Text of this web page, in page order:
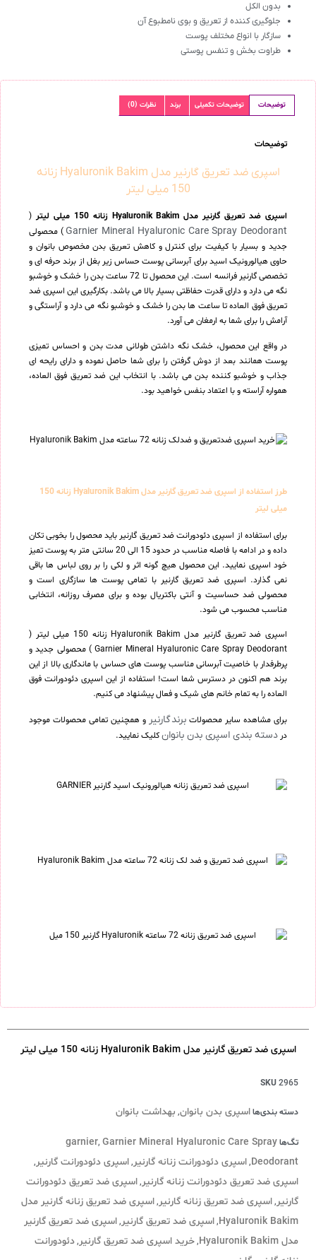
بدون الکل
جلوگیری کننده از تعریق و بوی نامطبوع آن
سازگار با انواع مختلف پوست
طراوت بخش و تنفس پوستی
توضیحات توضیحات تکمیلی برند نظرات (0)
توضیحات
اسپری ضد تعریق گارنیر مدل Hyaluronik Bakim زنانه
150 میلی لیتر
اسپری ضد تعریق گارنیر مدل Hyaluronik Bakim زنانه 150 میلی لیتر (
Garnier Mineral Hyaluronic Care Spray Deodorant) محصولی
جدید و بسیار با کیفیت برای کنترل و کاهش تعریق بدن مخصوص بانوان و
حاوی هیالورونیک اسید برای آبرسانی پوست حساس زیر بغل از برند حرفه ای و
تخصصی گارنیر فرانسه است. این محصول تا 72 ساعت بدن را خشک و خوشبو
نگه می دارد و دارای قدرت حفاظتی بسیار بالا می باشد. بکارگیری این اسپری ضد
تعریق فوق العاده تا ساعت ها بدن را خشک و خوشبو نگه می دارد و آراستگی و
آرامش را برای شما به ارمغان می آورد.
در واقع این محصول، خشک نگه داشتن طولانی مدت بدن و احساس تمیزی
پوست همانند بعد از دوش گرفتن را برای شما حاصل نموده و دارای رایحه ای
جذاب و خوشبو کننده بدن می باشد. با انتخاب این ضد تعریق فوق العاده،
همواره آراسته و با اعتماد بنفس خواهید بود.
طرز استفاده از اسپری ضد تعریق گارنیر مدل Hyaluronik Bakim زنانه 150
میلی لیتر
برای استفاده از اسپری دئودورانت ضد تعریق گارنیر باید محصول را بخوبی تکان
داده و در ادامه با فاصله مناسب در حدود 15 الی 20 سانتی متر به پوست تمیز
خود اسپری نمایید. این محصول هیچ گونه اثر و لکی را بر روی لباس ها باقی
نمی گذارد. اسپری ضد تعریق گارنیر با تمامی پوست ها سازگاری است و
محصولی ضد حساسیت و آنتی باکتریال بوده و برای مصرف روزانه، انتخابی
مناسب محسوب می شود.
اسپری ضد تعریق گارنیر مدل Hyaluronik Bakim زنانه 150 میلی لیتر (
Garnier Mineral Hyaluronic Care Spray Deodorant ) محصولی جدید و
پرطرفدار با خاصیت آبرسانی مناسب پوست های حساس با ماندگاری بالا از این
برند هم اکنون در دسترس شما است! استفاده از این اسپری دئودورانت فوق
العاده را به تمام خانم های شیک و فعال پیشنهاد می کنیم.
برای مشاهده سایر محصولات برند گارنیر و همچنین تمامی محصولات موجود
در دسته بندی اسپری بدن بانوانکلیک نمایید.
اسپری ضد تعریق گارنیر مدل Hyaluronik Bakim زنانه 150 میلی لیتر
SKU2965
دسته بندی‌هااسپری بدن بانوان, بهداشت بانوان
تگ‌ها garnier, Garnier Mineral Hyaluronic Care Spray
Deodorant
,اسپری دئودورانت زنانه گارنیر ,اسپری دئودورانت گارنیر ,
اسپری ضد تعریق دئودورانت زنانه گارنیر ,اسپری ضد تعریق دئودورانت
گارنیر ,اسپری ضد تعریق زنانه گارنیر ,اسپری ضد تعریق زنانه گارنیر مدل
Hyaluronik Bakim
,اسپری ضد تعریق گارنیر ,اسپری ضد تعریق گارنیر
مدل Hyaluronik Bakim
,خرید اسپری ضد تعریق گارنیر ,دئودورانت